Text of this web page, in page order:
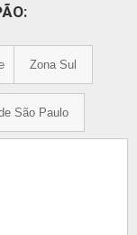
Zona Sul
São Paulo